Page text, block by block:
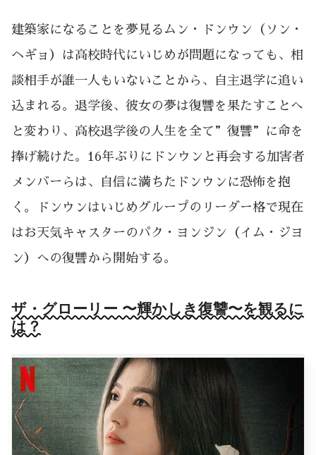
建築家になることを夢見るムン・ドンウン（ソン・
ヘギョ）は高校時代にいじめが問題になっても、相
談相手が誰一人もいないことから、自主退学に追い
込まれる。退学後、彼女の夢は復讐を果たすことへ
と変わり、高校退学後の人生を全て”復讐”に命を
捧げ続けた。16年ぶりにドンウンと再会する加害者
メンバーらは、自信に満ちたドンウンに恐怖を抱
く。ドンウンはいじめグループのリーダー格で現在
はお天気キャスターのパク・ヨンジン（イム・ジヨ
ン）への復讐から開始する。
ザ・グローリー 〜輝かしき復讐〜を観るに
は？